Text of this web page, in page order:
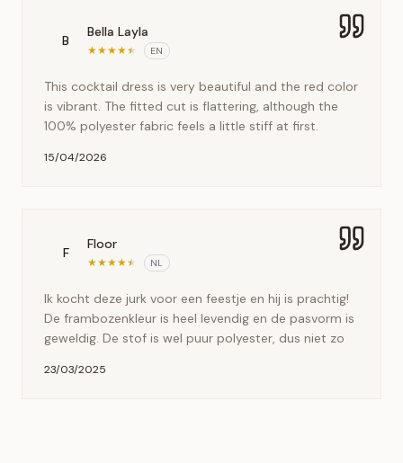
B
Bella Layla
★★★★★ EN
This cocktail dress is very beautiful and the red color
is vibrant. The fitted cut is flattering, although the
100% polyester fabric feels a little stiff at first.
15/04/2026
F
Floor
★★★★★ NL
Ik kocht deze jurk voor een feestje en hij is prachtig!
De frambozenkleur is heel levendig en de pasvorm is
geweldig. De stof is wel puur polyester, dus niet zo
23/03/2025